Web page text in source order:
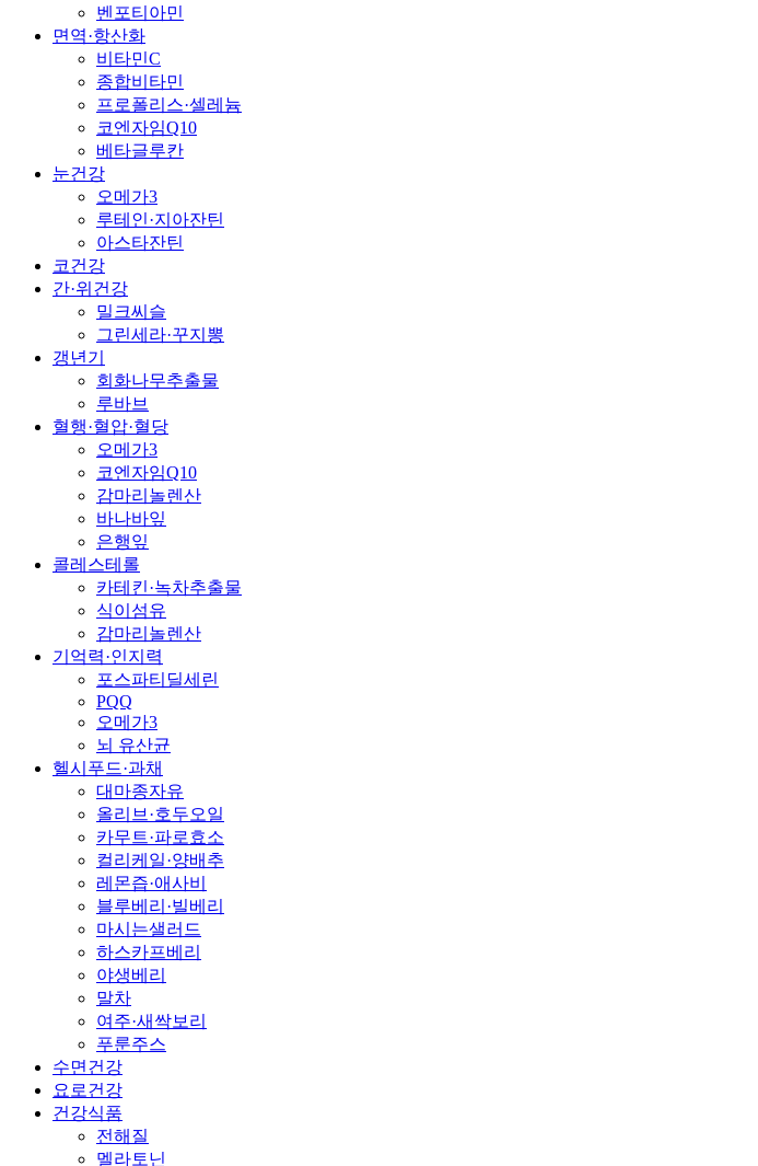
벤포티아민
면역·항산화
비타민C
종합비타민
프로폴리스·셀레늄
코엔자임Q10
베타글루칸
눈건강
오메가3
루테인·지아잔틴
아스타잔틴
코건강
간·위건강
밀크씨슬
그린세라·꾸지뽕
갱년기
회화나무추출물
루바브
혈행·혈압·혈당
오메가3
코엔자임Q10
감마리놀렌산
바나바잎
은행잎
콜레스테롤
카테킨·녹차추출물
식이섬유
감마리놀렌산
기억력·인지력
포스파티딜세린
PQQ
오메가3
뇌 유산균
헬시푸드·과채
대마종자유
올리브·호두오일
카무트·파로효소
컬리케일·양배추
레몬즙·애사비
블루베리·빌베리
마시는샐러드
하스카프베리
야생베리
말차
여주·새싹보리
푸룬주스
수면건강
요로건강
건강식품
전해질
멜라토닌